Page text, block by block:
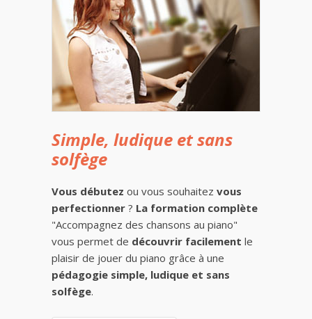
Simple, ludique et sans
solfège
Vous débutez ou vous souhaitez vous
perfectionner ? La formation complète
"Accompagnez des chansons au piano"
vous permet de découvrir facilement le
plaisir de jouer du piano grâce à une
pédagogie simple, ludique et sans
solfège.